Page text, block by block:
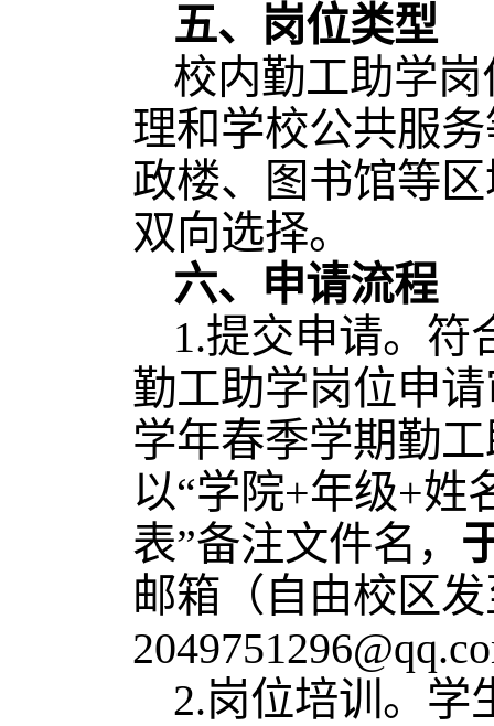
五、岗位类型
校内勤工助学
理和学校公共服
政楼、图书馆等
双向选择。
六、申请流程
1.提交申请。符
勤工助学岗位申
学年春季学期勤
以“学院+年级+姓
表”备注文件名，
邮箱（自由校区发
2.岗位培训。学